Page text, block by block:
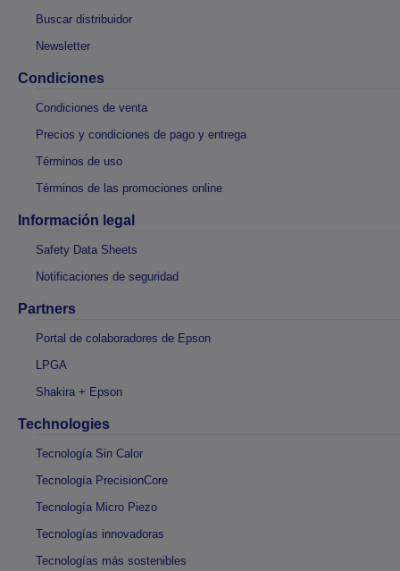
Buscar distribuidor
Newsletter
Condiciones
Condiciones de venta
Precios y condiciones de pago y entrega
Términos de uso
Términos de las promociones online
Información legal
Safety Data Sheets
Notificaciones de seguridad
Partners
Portal de colaboradores de Epson
LPGA
Shakira + Epson
Technologies
Tecnología Sin Calor
Tecnología PrecisionCore
Tecnología Micro Piezo
Tecnologías innovadoras
Tecnologías más sostenibles